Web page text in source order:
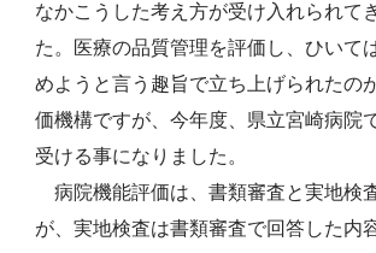
なかこうした考え方が受け入れられて
た。医療の品質管理を評価し、ひいて
めようと言う趣旨で立ち上げられたの
価機構ですが、今年度、県立宮崎病院
受ける事になりました。
病院機能評価は、書類審査と実地検
が、実地検査は書類審査で回答した内